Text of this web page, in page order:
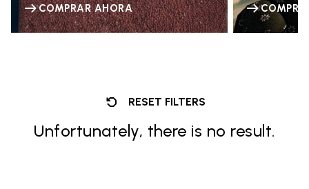
COMPRAR AHORA
RESET FILTERS
Unfortunately, there is no result.